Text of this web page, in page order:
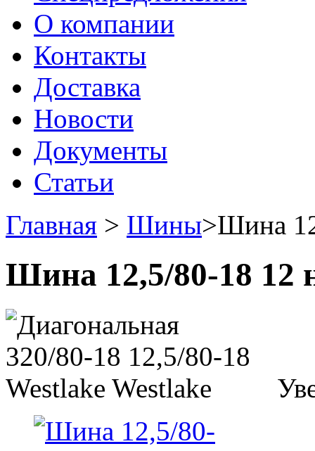
О компании
Контакты
Доставка
Новости
Документы
Статьи
Главная > Шины>Шина
Шина 12,5/80-18 12